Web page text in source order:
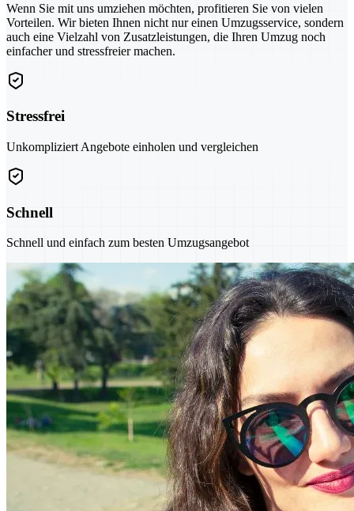
Wenn Sie mit uns umziehen möchten, profitieren Sie von vielen
Vorteilen. Wir bieten Ihnen nicht nur einen Umzugsservice, sondern
auch eine Vielzahl von Zusatzleistungen, die Ihren Umzug noch
einfacher und stressfreier machen.
Stressfrei
Unkompliziert Angebote einholen und vergleichen
Schnell
Schnell und einfach zum besten Umzugsangebot